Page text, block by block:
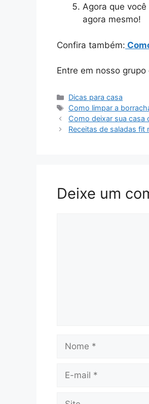
Agora que
agora mesmo!
Confira também:
Entre em nosso grupo
Categorias
Dicas para casa
Tags
Como limpar a
Como deixar sua casa
Receitas de saladas fit
Deixe um
Nome
Site